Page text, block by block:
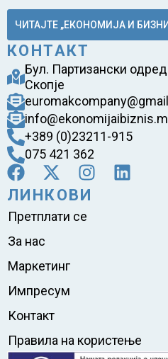
ЧИТАЈТЕ „ЕКОНОМИЈА И
КОНТАКТ
Бул. Партизански
Скопје
+389 (0)23211-915
075 421 362
ЛИНКОВИ
Претплати се
За нас
Маркетинг
Импресум
Контакт
Правила на користење